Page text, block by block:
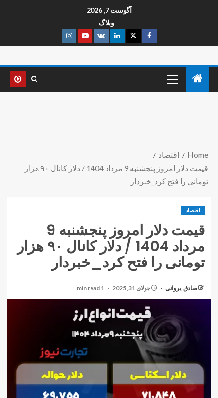
آگوست 7, 2026
وبلاگ
Home
اقتصاد
قیمت دلار امروز پنجشنبه 9 مرداد 1404 / دلار کانال ۹۰ هزار
تومانی را فتح کرد_خبردار
اقتصاد
قیمت دلار امروز پنجشنبه 9
مرداد 1404 / دلار کانال ۹۰ هزار
تومانی را فتح کرد_خبردار
صادق ایروانی جولای 31, 2025 1 min read